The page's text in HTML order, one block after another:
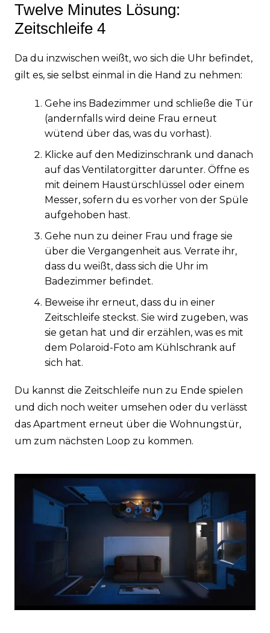
Twelve Minutes Lösung:
Zeitschleife 4
Da du inzwischen weißt, wo sich die Uhr befindet,
gilt es, sie selbst einmal in die Hand zu nehmen:
Gehe ins Badezimmer und schließe die Tür
(andernfalls wird deine Frau erneut
wütend über das, was du vorhast).
Klicke auf den Medizinschrank und danach
auf das Ventilatorgitter darunter. Öffne es
mit deinem Haustürschlüssel oder einem
Messer, sofern du es vorher von der Spüle
aufgehoben hast.
Gehe nun zu deiner Frau und frage sie
über die Vergangenheit aus. Verrate ihr,
dass du weißt, dass sich die Uhr im
Badezimmer befindet.
Beweise ihr erneut, dass du in einer
Zeitschleife steckst. Sie wird zugeben, was
sie getan hat und dir erzählen, was es mit
dem Polaroid-Foto am Kühlschrank auf
sich hat.
Du kannst die Zeitschleife nun zu Ende spielen
und dich noch weiter umsehen oder du verlässt
das Apartment erneut über die Wohnungstür,
um zum nächsten Loop zu kommen.